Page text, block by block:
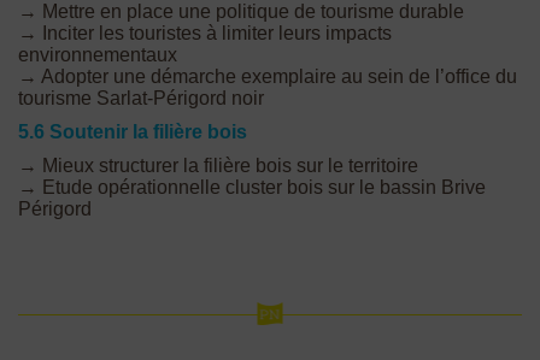
→ Mettre en place une politique de tourisme durable
→ Inciter les touristes à limiter leurs impacts
environnementaux
→ Adopter une démarche exemplaire au sein de l’office du
tourisme Sarlat-Périgord noir
5.6 Soutenir la filière bois
→ Mieux structurer la filière bois sur le territoire
→ Etude opérationnelle cluster bois sur le bassin Brive
Périgord